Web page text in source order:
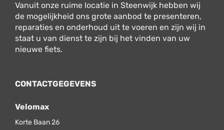
Vanuit onze ruime locatie in Steenwijk hebben wij
de mogelijkheid ons grote aanbod te presenteren,
reparaties en onderhoud uit te voeren en zijn wij in
staat u van dienst te zijn bij het vinden van uw
nieuwe fiets.
CONTACTGEGEVENS
Velomax
Korte Baan 26